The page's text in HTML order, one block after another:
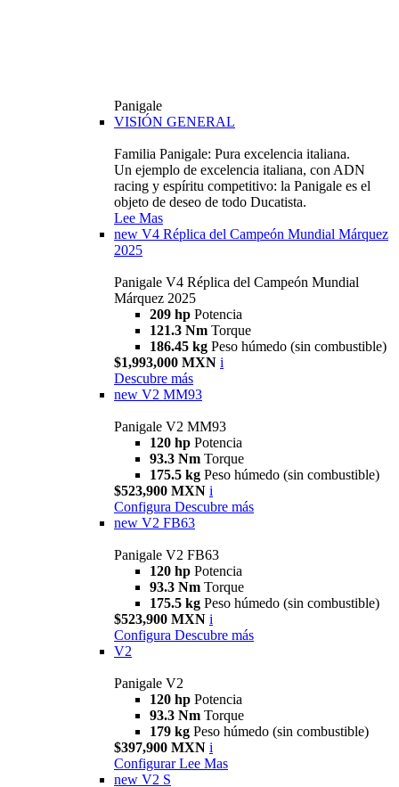
Panigale
VISIÓN GENERAL
Familia Panigale: Pura excelencia italiana.
Un ejemplo de excelencia italiana, con ADN
racing y espíritu competitivo: la Panigale es el
objeto de deseo de todo Ducatista.
Lee Mas
new V4 Réplica del Campeón Mundial Márquez
2025
Panigale V4 Réplica del Campeón Mundial
Márquez 2025
209 hp Potencia
121.3 Nm Torque
186.45 kg Peso húmedo (sin combustible)
$1,993,000 MXN i
Descubre más
new V2 MM93
Panigale V2 MM93
120 hp Potencia
93.3 Nm Torque
175.5 kg Peso húmedo (sin combustible)
$523,900 MXN i
Configura Descubre más
new V2 FB63
Panigale V2 FB63
120 hp Potencia
93.3 Nm Torque
175.5 kg Peso húmedo (sin combustible)
$523,900 MXN i
Configura Descubre más
V2
Panigale V2
120 hp Potencia
93.3 Nm Torque
179 kg Peso húmedo (sin combustible)
$397,900 MXN i
Configurar Lee Mas
new V2 S